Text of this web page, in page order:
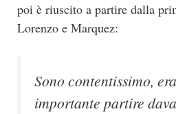
poi è riuscito a partire dalla
Lorenzo e Marquez:
Sono contentissimo,
importante partire